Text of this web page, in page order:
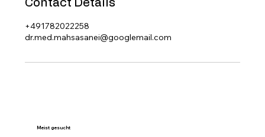
Contact Details
+491782022258
dr.med.mahsasanei@googlemail.com
Meist gesucht